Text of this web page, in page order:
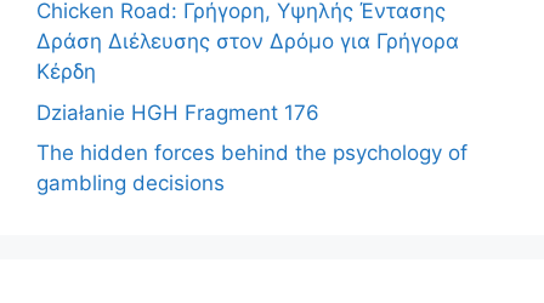
Chicken Road: Γρήγορη, Υψηλής Έντασης
Δράση Διέλευσης στον Δρόμο για Γρήγορα
Κέρδη
Działanie HGH Fragment 176
The hidden forces behind the psychology of
gambling decisions